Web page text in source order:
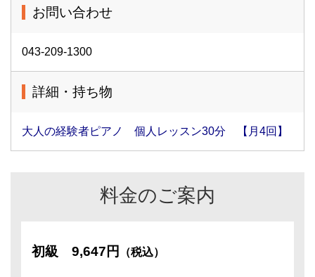
お問い合わせ
043-209-1300
詳細・持ち物
大人の経験者ピアノ 個人レッスン30分 【月4回】
料金のご案内
初級 9,647円 （税込）